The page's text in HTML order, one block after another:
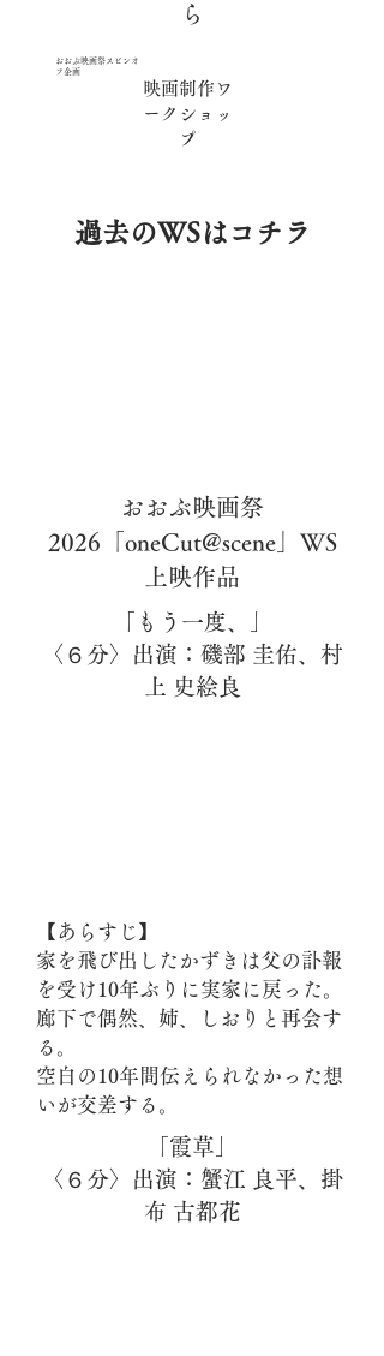
ら
おおぶ映画祭スピンオ
フ企画
映画制作ワ
ークショッ
プ
​過去のWSはコチラ
​おおぶ映画祭
2026「 oneCut@scene」WS
上映作品
「もう一度、」
〈６分〉出演：磯部 圭佑、村
上 史絵良
【あらすじ】
家を飛び出したかずきは父の訃報
を受け10年ぶりに実家に戻った。
廊下で偶然、姉、しおりと再会す
る。
空白の10年間伝えられなかった想
いが交差する。
「霞草」
〈６分〉出演：蟹江 良平、掛
布 古都花